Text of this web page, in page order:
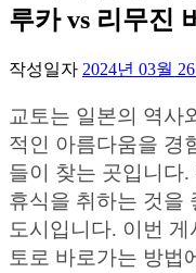
루카 vs 리무진
작성일자 2024년 03월
교토는 일본의 역사
적인 아름다움을 경
들이 찾는 곳입니다
휴식을 취하는 것을
도시입니다. 이번
토로 바로가는 방법